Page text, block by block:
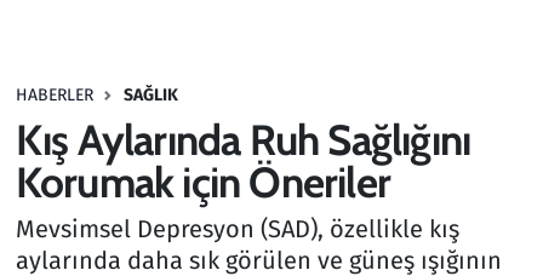
HABERLER SAĞLIK
Kış Aylarında Ruh Sağlığını
Korumak için Öneriler
Mevsimsel Depresyon (SAD), özellikle kış
aylarında daha sık görülen ve güneş ışığının
Haber
Kültür Sanat
Kurumsal Haberler